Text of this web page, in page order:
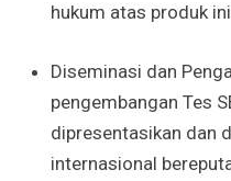
hukum atas produk
Diseminasi dan
pengembangan Tes
dipresentasikan dan
internasional